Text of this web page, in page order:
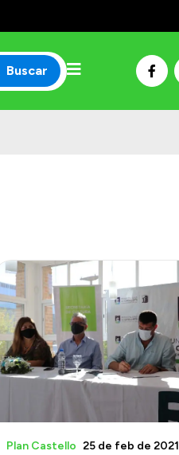
Buscar
Plan Castello 25 de feb de 2021